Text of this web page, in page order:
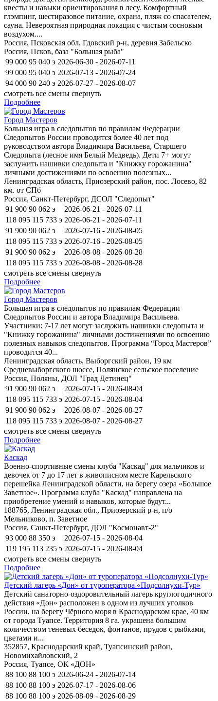
квесты и навыки ориентирования в лесу. Комфортный
глэмпинг, шестиразовое питание, охрана, пляж со спасателем,
сауна. Невероятная природная локация с чистым сосновым
воздухом....
Россия, Псковская обл, Гдовский р-н, деревня Забельско
Россия, Псков, база "Большая рыба"
99 000 95 040 э 2026-06-30 - 2026-07-11
99 000 95 040 э 2026-07-13 - 2026-07-24
94 000 90 240 э 2026-07-27 - 2026-08-07
смотреть все смены свернуть
Подробнее
Город Мастеров
Большая игра в следопытов по правилам Федерации
Следопытов России проводится более 40 лет под
руководством автора Владимира Васильева, Старшего
Следопыта (лесное имя Белый Медведь). Дети 7+ могут
заслужить нашивки следопыта и "Книжку горожанина"
личными достижениями по освоению полезных...
Ленинградская область, Приозерский район, пос. Лосево, 82
км. от СПб
Россия, Санкт-Петербург, ДСОЛ "Следопыт"
91 900 90 062 э
2026-06-21 - 2026-07-11
118 095 115 733 э 2026-06-21 - 2026-07-11
91 900 90 062 э
2026-07-16 - 2026-08-05
118 095 115 733 э 2026-07-16 - 2026-08-05
91 900 90 062 э
2026-08-08 - 2026-08-28
118 095 115 733 э 2026-08-08 - 2026-08-28
смотреть все смены свернуть
Подробнее
Город Мастеров
​Большая игра в следопытов по правилам Федерации
Следопытов России и автора Владимира Васильева.
Участники: 7-17 лет могут заслужить нашивки следопыта и
"Книжку горожанина" личными достижениями по освоению
полезных навыков следопытов. Программа “Город Мастеров”
проводится 40...
Ленинградская область, Выборгский район, 19 км
Средневыборгского шоссе, Полянское сельское поселение
Россия, Поляны, ДОЛ "Град Детинец"
91 900 90 062 э
2026-07-15 - 2026-08-04
118 095 115 733 э 2026-07-15 - 2026-08-04
91 900 90 062 э
2026-08-07 - 2026-08-27
118 095 115 733 э 2026-08-07 - 2026-08-27
смотреть все смены свернуть
Подробнее
Каскад
Военно-спортивные смены клуба "Каскад" для мальчиков и
девочек от 7 до 17 лет в живописном месте Карельского
перешейка Ленинградской области, на берегу озера «Большое
Заветное». Программа клуба "Каскад" направлена на
приобретение умений и навыков, которые будут...
188765, Ленинградская обл., Приозерский р-н, п/о
Мельниково, п. Заветное
Россия, Санкт-Петербург, ДОЛ "Космонавт-2"
93 000 88 350 э
2026-07-15 - 2026-08-04
119 195 113 235 э 2026-07-15 - 2026-08-04
смотреть все смены свернуть
Подробнее
Детский лагерь «Дон» от туроператора «Подсолнухи-Тур»
Детский санаторно-оздоровительный лагерь круглогодичного
действия «Дон» расположен в одном из лучших уголков
России, на берегу Чёрного моря в Краснодарском крае, 40 км
от города Туапсе. Территория 8 га. украшена большим
количеством теневых беседок, фонтанов, прудов с рыбками,
цветами и...
352857, Краснодарский край, Туапсинский район,
Новомихайловский, 2
Россия, Туапсе, ОК «ДОН»
88 100 88 100 э 2026-06-24 - 2026-07-14
88 100 88 100 э 2026-07-17 - 2026-08-06
88 100 88 100 э 2026-08-09 - 2026-08-29